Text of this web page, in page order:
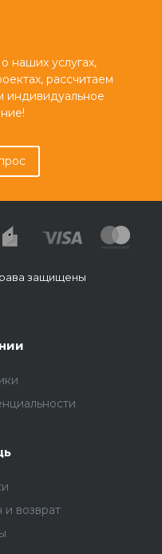
наших услугах,
рассчитаем
индивидуальное
защищены
и возврат